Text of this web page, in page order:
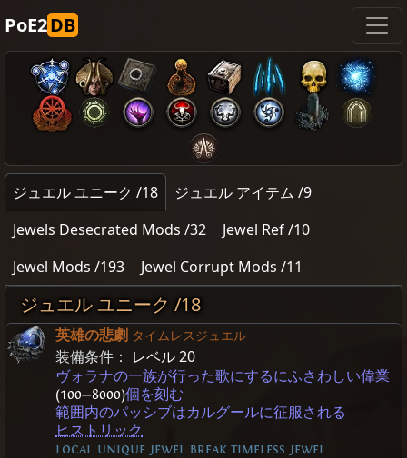
PoE2DB
ジュエル ユニーク /18
ジュエル アイテム /9
Jewels Desecrated Mods /32
Jewel Ref /10
Jewel Mods /193
Jewel Corrupt Mods /11
ジュエル ユニーク /18
英雄の悲劇 タイムレスジュエル
装備条件： レベル 20
ヴォラナの一族が行った歌にするにふさわしい偉業
(100—8000)個を刻む
範囲内のパッシブはカルグールに征服される
ヒストリック
local unique jewel break timeless jewel